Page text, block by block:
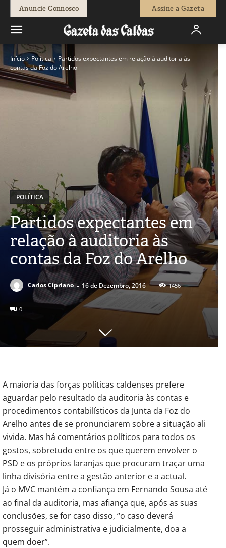
Anuncie Connosco Assine a Gazeta
Início Política
Partidos expectantes em relação à auditoria às
contas da Foz do Arelho
POLÍTICA
Partidos expectantes em
relação à auditoria às
contas da Foz do Arelho
Carlos Cipriano - 16 de Dezembro, 2016 1456
0
A maioria das forças políticas caldenses prefere
aguardar pelo resultado da auditoria às contas e
procedimentos contabilísticos da Junta da Foz do
Arelho antes de se pronunciarem sobre a situação ali
vivida. Mas há comentários políticos para todos os
gostos, sobretudo entre os que querem envolver o
PSD e os próprios laranjas que procuram traçar uma
linha divisória entre a gestão anterior e a actual.
Já o MVC mantém a confiança em Fernando Sousa até
ao final da auditoria, mas afiança que, após as suas
conclusões, se for caso disso, “o caso deverá
prosseguir administrativa e judicialmente, doa a
quem doer”.